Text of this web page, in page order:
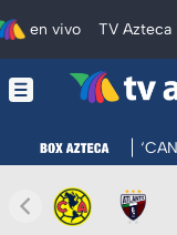
en vivo TV Azteca